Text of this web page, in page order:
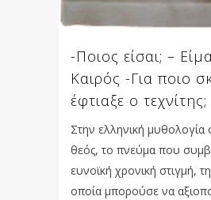
-Ποιος είσαι; –
Καιρός -Για ποιο
έφτιαξε ο τεχνίτης;
Στην ελληνική μυθολογία
θεός, το πνεύμα που
ευνοϊκή χρονική στιγμή,
οποία μπορούσε να